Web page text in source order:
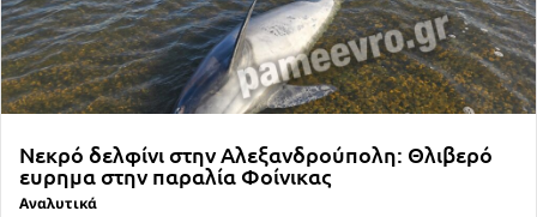
Νεκρό δελφίνι στην Αλεξανδρούπολη: Θλιβερό
ευρημα στην παραλία Φοίνικας
Αναλυτικά